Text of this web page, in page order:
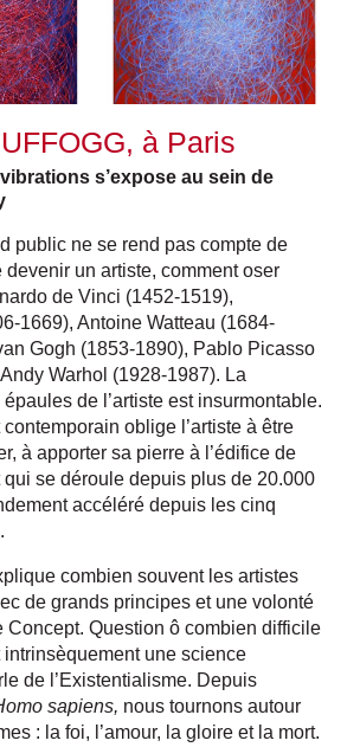
à Paris
s’expose au sein de
public ne se rend pas compte de
devenir un artiste, comment oser
de Vinci (1452-1519),
1669), Antoine Watteau (1684-
Gogh (1853-1890), Pablo Picasso
Warhol (1928-1987). La
de l’artiste est insurmontable.
contemporain oblige l’artiste à être
à apporter sa pierre à l’édifice de
qui se déroule depuis plus de 20.000
accéléré depuis les cinq
combien souvent les artistes
de grands principes et une volonté
Concept. Question ô combien difficile
intrinsèquement une science
de l’Existentialisme. Depuis
sapiens, nous tournons autour
: la foi, l’amour, la gloire et la mort.